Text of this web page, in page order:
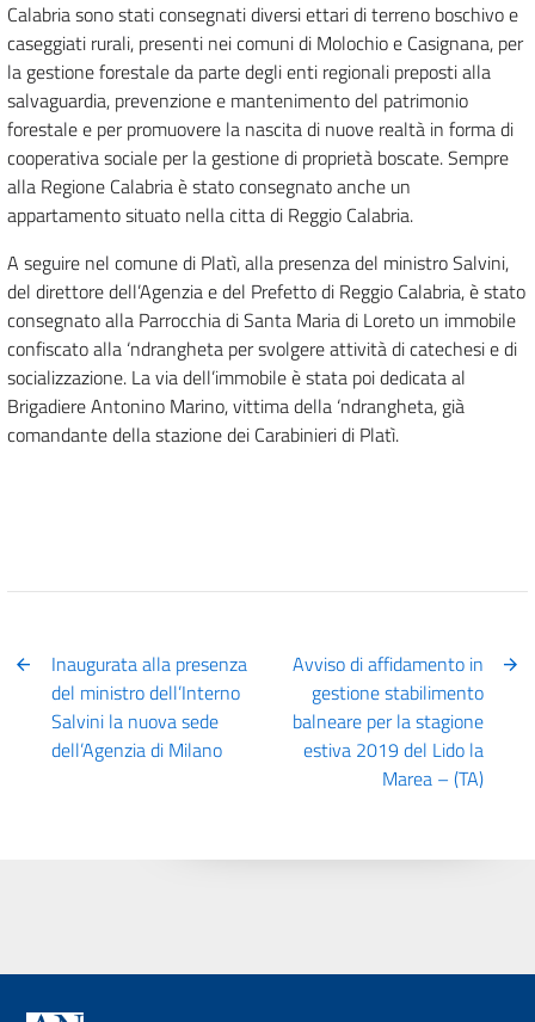
Calabria sono stati consegnati diversi ettari di terreno boschivo e
caseggiati rurali, presenti nei comuni di Molochio e Casignana, per
la gestione forestale da parte degli enti regionali preposti alla
salvaguardia, prevenzione e mantenimento del patrimonio
forestale e per promuovere la nascita di nuove realtà in forma di
cooperativa sociale per la gestione di proprietà boscate. Sempre
alla Regione Calabria è stato consegnato anche un
appartamento situato nella citta di Reggio Calabria.
A seguire nel comune di Platì, alla presenza del ministro Salvini,
del direttore dell’Agenzia e del Prefetto di Reggio Calabria, è stato
consegnato alla Parrocchia di Santa Maria di Loreto un immobile
confiscato alla ‘ndrangheta per svolgere attività di catechesi e di
socializzazione. La via dell’immobile è stata poi dedicata al
Brigadiere Antonino Marino, vittima della ‘ndrangheta, già
comandante della stazione dei Carabinieri di Platì.
Inaugurata alla presenza
del ministro dell’Interno
Salvini la nuova sede
dell’Agenzia di Milano
Avviso di affidamento in
gestione stabilimento
balneare per la stagione
estiva 2019 del Lido la
Marea – (TA)